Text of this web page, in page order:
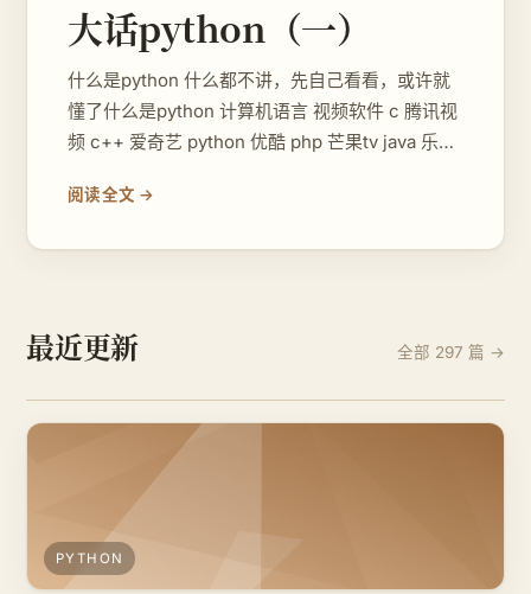
大话python（一）
什么是python 什么都不讲，先自己看看，或许就
懂了什么是python 计算机语言 视频软件 c 腾讯视
频 c++ 爱奇艺 python 优酷 php 芒果tv java 乐视
的一个而已。 你要说什么是计算机语言？ 那就简
阅读全文 →
最近更新 全部 297 篇 →
PYTHON